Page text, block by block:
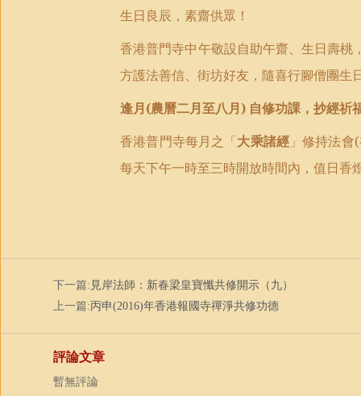
生日良辰，素齋供眾 ！
香港普門寺中午敬設自助午齋、生日壽桃
方護法善信、街坊好友，隨喜行腳僧團生
逢月(農曆二月至八月) 自修功課，抄經祈
香港普門寺每月之「大乘諸經 」修持法會(
每天下午一時至三時開放時間內，值日香
下一篇: 見岸法師：新春梁皇寶懺共修開示（九）
上一篇:丙申(2016)年香港報國寺禪淨共修功德
評論文章
暫無評論